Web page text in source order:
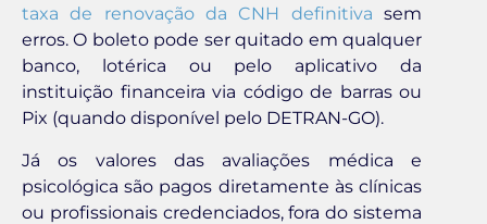
taxa de renovação da CNH definitiva sem
erros. O boleto pode ser quitado em qualquer
banco, lotérica ou pelo aplicativo da
instituição financeira via código de barras ou
Pix (quando disponível pelo DETRAN-GO).
Já os valores das avaliações médica e
psicológica são pagos diretamente às clínicas
ou profissionais credenciados, fora do sistema